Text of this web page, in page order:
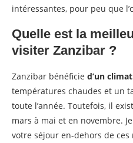
intéressantes, pour peu que
Quelle est la
visiter Zanzibar ?
Zanzibar bénéficie d’un
températures chaudes et un
toute l’année. Toutefois, il
mars à mai et en novembre.
votre séjour en-dehors de ces